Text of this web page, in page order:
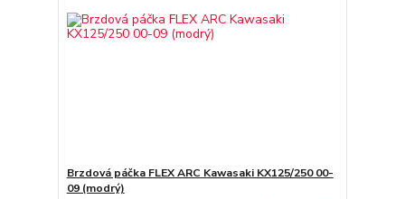
Brzdová páčka FLEX ARC Kawasaki KX125/250 00-
09 (modrý)